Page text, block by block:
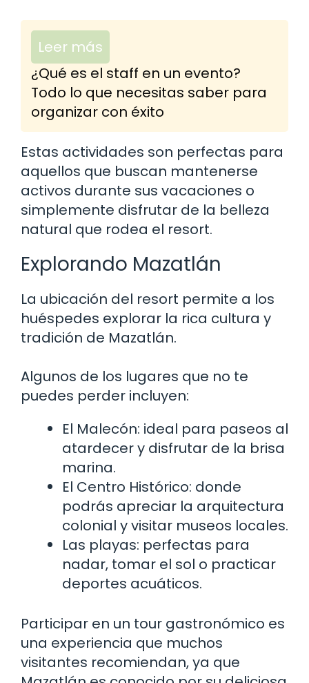
Leer más
¿Qué es el staff en un evento?
Todo lo que necesitas saber para
organizar con éxito
Estas actividades son perfectas para
aquellos que buscan mantenerse
activos durante sus vacaciones o
simplemente disfrutar de la belleza
natural que rodea el resort.
Explorando Mazatlán
La ubicación del resort permite a los
huéspedes explorar la rica cultura y
tradición de Mazatlán.
Algunos de los lugares que no te
puedes perder incluyen:
El Malecón: ideal para paseos al
atardecer y disfrutar de la brisa
marina.
El Centro Histórico: donde
podrás apreciar la arquitectura
colonial y visitar museos locales.
Las playas: perfectas para
nadar, tomar el sol o practicar
deportes acuáticos.
Participar en un tour gastronómico es
una experiencia que muchos
visitantes recomiendan, ya que